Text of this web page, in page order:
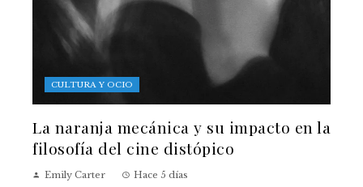
CULTURA Y OCIO
La naranja mecánica y su impacto en la
filosofía del cine distópico
Emily Carter Hace 5 días